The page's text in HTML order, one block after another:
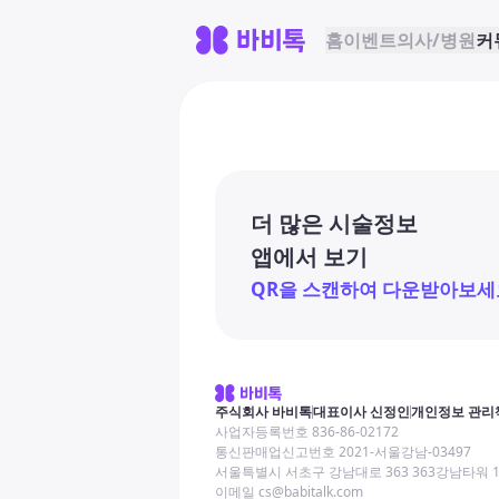
홈이벤트의사/병원커
더 많은 시술정보
앱에서 보기
QR을 스캔하여 다운받아보세
주식회사 바비톡대표이사 신정인개인정보 관리
사업자등록번호 836-86-02172
통신판매업신고번호 2021-서울강남-03497
서울특별시 서초구 강남대로 363 363강남타워
이메일 cs@babitalk.com